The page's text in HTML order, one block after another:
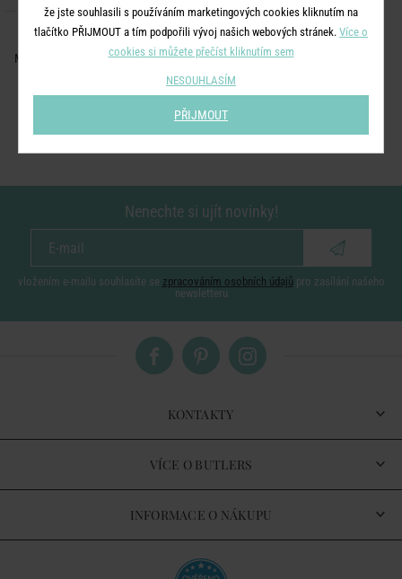
EN SUITE
Miska na mýdlo mramorový vzhled
Nenechte si ujít novinky!
vložením e-mailu souhlasíte se zpracováním osobních údajů pro zasílání našeho
newsletteru
KONTAKTY
VÍCE O BUTLERS
INFORMACE O NÁKUPU
že jste souhlasili s používáním marketingových cookies kliknutím na
tlačítko PŘIJMOUT a tím podpořili vývoj našich webových stránek. Více o
cookies si můžete přečíst kliknutím sem
NESOUHLASÍM
PŘIJMOUT